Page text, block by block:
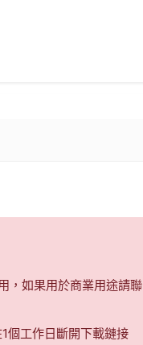
，如果用於商業用途請聯
個工作日斷開下載鏈接